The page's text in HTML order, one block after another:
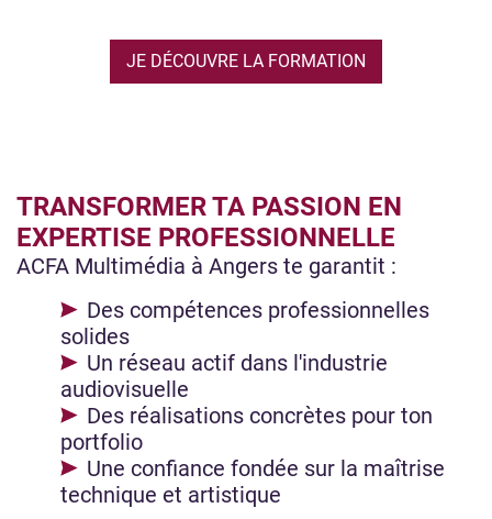
JE DÉCOUVRE LA FORMATION
TRANSFORMER TA PASSION EN
EXPERTISE PROFESSIONNELLE
ACFA Multimédia à Angers te garantit :
Des compétences professionnelles
solides
Un réseau actif dans l'industrie
audiovisuelle
Des réalisations concrètes pour ton
portfolio
Une confiance fondée sur la maîtrise
technique et artistique